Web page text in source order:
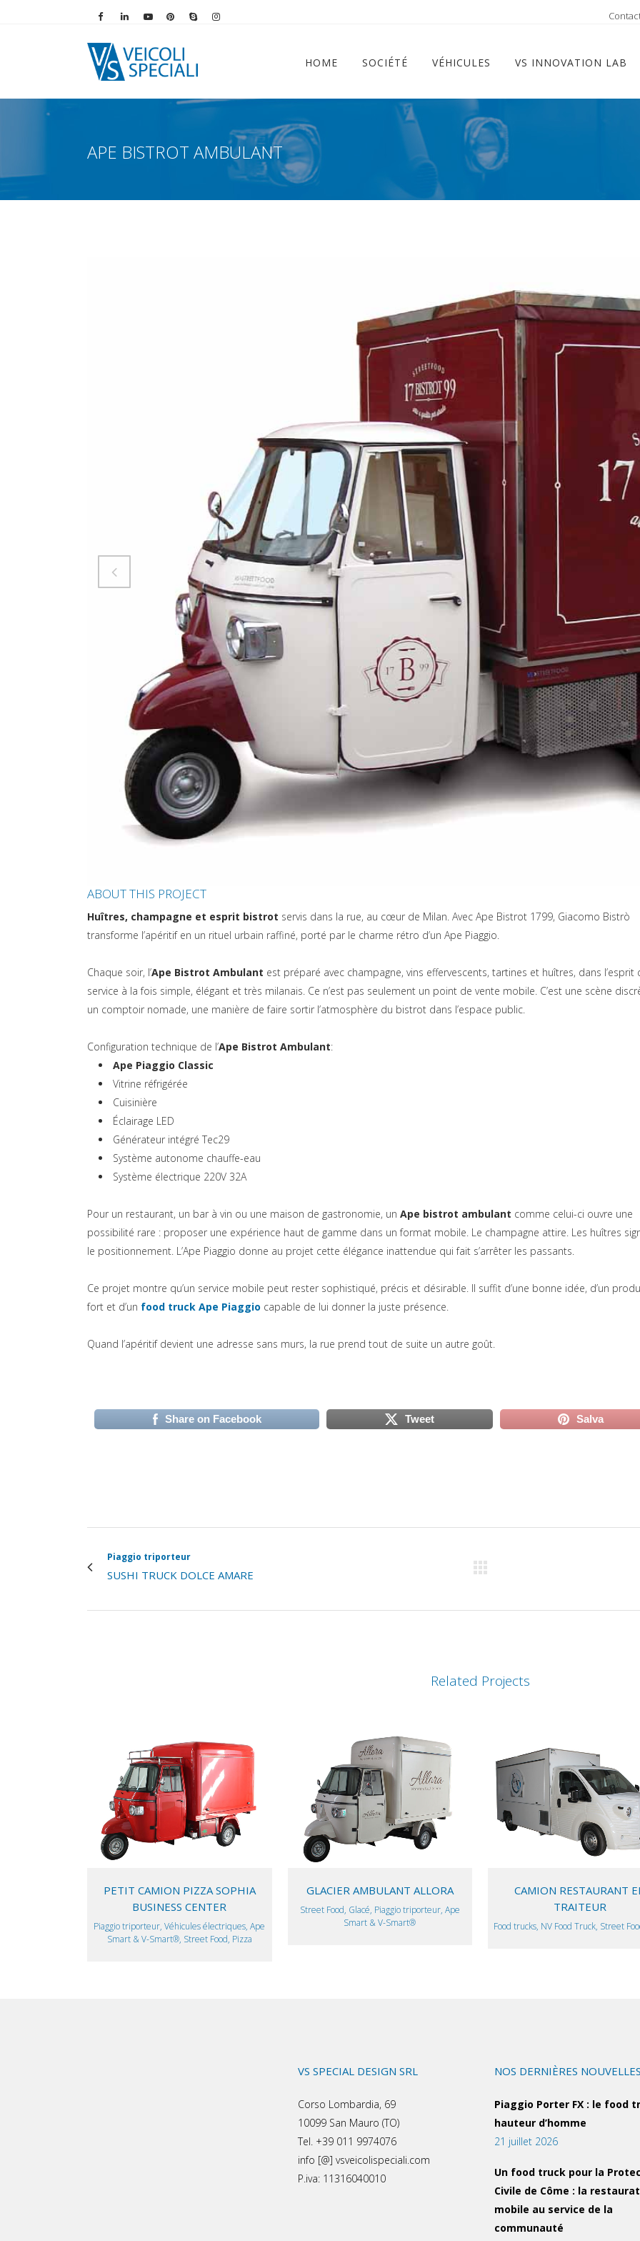
Vai alla pagina Facebook
Vai al profilo LinkedIn
Vai al canale YouTube
Vai al profilo Pinterest
Chiama su Skype
Vai al profilo Instagram
HOME SOCIÉTÉ VÉHICULES VS INNOVATION LAB
APE BISTROT AMBULANT
Attiva comando
ABOUT THIS PROJECT
Huîtres, champagne et esprit bistrot servis dans la rue, au cœur de Milan. Avec Ape Bistrot 1799, Giacomo Bistrò
transforme l’apéritif en un rituel urbain raffiné, porté par le charme rétro d’un Ape Piaggio.
Chaque soir, l’Ape Bistrot Ambulant est préparé avec champagne, vins effervescents, tartines et huîtres, dans l’esprit
service à la fois simple, élégant et très milanais. Ce n’est pas seulement un point de vente mobile. C’est une scène
un comptoir nomade, une manière de faire sortir l’atmosphère du bistrot dans l’espace public.
Configuration technique de l’Ape Bistrot Ambulant:
Ape Piaggio Classic
Vitrine réfrigérée
Cuisinière
Éclairage LED
Générateur intégré Tec29
Système autonome chauffe-eau
Système électrique 220V 32A
Pour un restaurant, un bar à vin ou une maison de gastronomie, un Ape bistrot ambulant comme celui-ci ouvre une
possibilité rare : proposer une expérience haut de gamme dans un format mobile. Le champagne attire. Les huîtres
le positionnement. L’Ape Piaggio donne au projet cette élégance inattendue qui fait s’arrêter les passants.
Ce projet montre qu’un service mobile peut rester sophistiqué, précis et désirable. Il suffit d’une bonne idée, d’un
fort et d’un food truck Ape Piaggio (si apre in una nuova scheda)
capable de lui donner la juste présence.
Quand l’apéritif devient une adresse sans murs, la rue prend tout de suite un autre goût.
Share on Facebook
Tweet
Salva
Piaggio triporteur
SUSHI TRUCK DOLCE AMARE
Related Projects
VIEW
PETIT CAMION PIZZA SOPHIA
BUSINESS CENTER
Piaggio triporteur, Véhicules électriques, Ape
Smart & V-Smart®, Street Food, Pizza
VIEW
GLACIER AMBULANT ALLORA
Street Food, Glacé, Piaggio triporteur, Ape
Smart & V-Smart®
VIEW
CAMION RESTAURANT
TRAITEUR
Food trucks, NV Food Truck, Street
VS SPECIAL DESIGN SRL
Corso Lombardia, 69
10099 San Mauro (TO)
Tel. +39 011 9974076
info [@] vsveicolispeciali.com
P.iva: 11316040010
NOS DERNIÈRES NOUVELLES
Piaggio Porter FX : le food
hauteur d’homme
21 juillet 2026
Un food truck pour la
Civile de Côme : la
mobile au service de la
communauté